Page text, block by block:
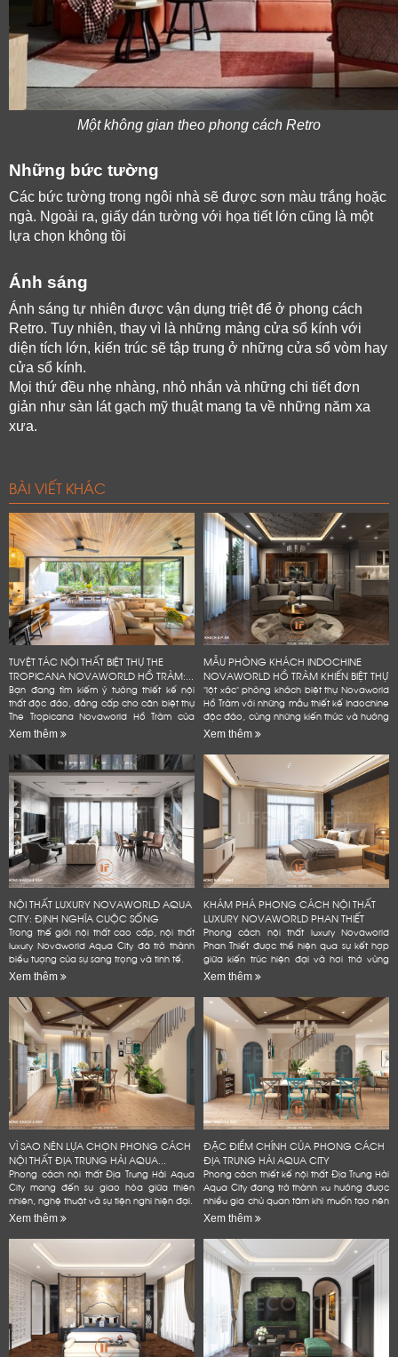
Một không gian theo phong cách Retro
Những bức tường
Các bức tường trong ngôi nhà sẽ được sơn màu trắng hoặc
ngà. Ngoài ra, giấy dán tường với họa tiết lớn cũng là một
lựa chọn không tồi
Ánh sáng
Ánh sáng tự nhiên được vận dụng triệt để ở phong cách
Retro. Tuy nhiên, thay vì là những mảng cửa sổ kính với
diện tích lớn, kiến trúc sẽ tập trung ở những cửa sổ vòm hay
cửa sổ kính.
Mọi thứ đều nhẹ nhàng, nhỏ nhắn và những chi tiết đơn
giản như sàn lát gạch mỹ thuật mang ta về những năm xa
xưa.
BÀI VIẾT KHÁC
TUYỆT TÁC NỘI THẤT BIỆT THỰ THE
TROPICANA NOVAWORLD HỒ TRÀM:...
Bạn đang tìm kiếm ý tưởng thiết kế nội
thất độc đáo, đẳng cấp cho căn biệt thự
The Tropicana Novaworld Hồ Tràm của
mình? Hãy để Lifeconcept đồng hành
Xem thêm
MẪU PHÒNG KHÁCH INDOCHINE
NOVAWORLD HỒ TRÀM KHIẾN BIỆT THỰ
"lột xác" phòng khách biệt thự Novaworld
Hồ Tràm với những mẫu thiết kế Indochine
độc đáo, cùng những kiến thức và hướng
dẫn chi tiết, dễ dàng áp dụng. Bạn
Xem thêm
NỘI THẤT LUXURY NOVAWORLD AQUA
CITY: ĐỊNH NGHĨA CUỘC SỐNG
ĐẲNG...
Trong thế giới nội thất cao cấp, nội thất
luxury Novaworld Aqua City đã trở thành
biểu tượng của sự sang trọng và tinh tế.
Xem thêm
KHÁM PHÁ PHONG CÁCH NỘI THẤT
LUXURY NOVAWORLD PHAN THIẾT
Phong cách nội thất luxury Novaworld
Phan Thiết được thể hiện qua sự kết hợp
giữa kiến trúc hiện đại và hơi thở vùng
biển.
Xem thêm
VÌ SAO NÊN LỰA CHỌN PHONG CÁCH
NỘI THẤT ĐỊA TRUNG HẢI AQUA...
Phong cách nội thất Địa Trung Hải Aqua
City mang đến sự giao hòa giữa thiên
nhiên, nghệ thuật và sự tiện nghi hiện đại.
Xem thêm
ĐẶC ĐIỂM CHÍNH CỦA PHONG CÁCH
ĐỊA TRUNG HẢI AQUA CITY
Phong cách thiết kế nội thất Địa Trung Hải
Aqua City đang trở thành xu hướng được
nhiều gia chủ quan tâm khi muốn tạo nên
không gian sống đẳng cấp
Xem thêm